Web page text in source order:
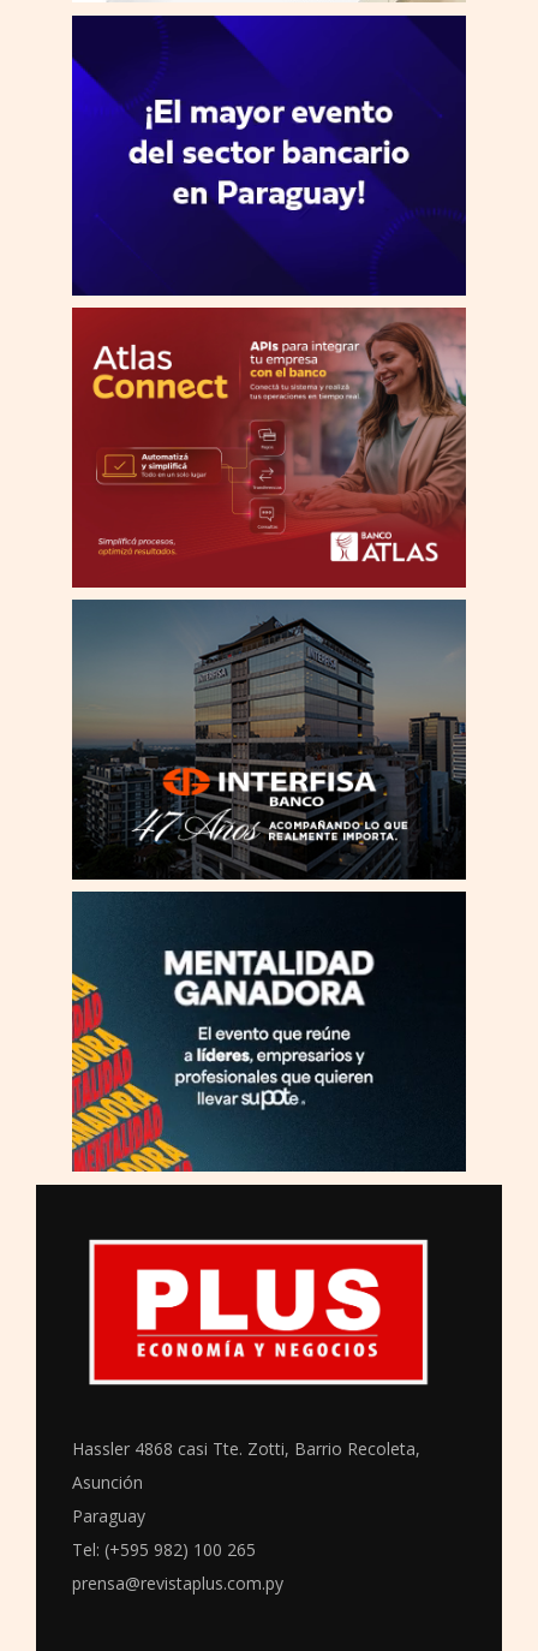
Hassler 4868 casi Tte. Zotti, Barrio Recoleta,
Asunción
Paraguay
Tel: (+595 982) 100 265
prensa@revistaplus.com.py